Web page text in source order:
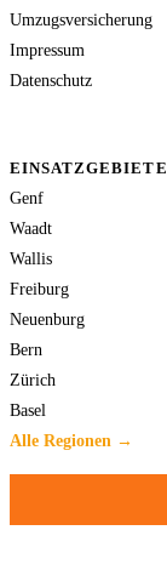
Umzugsversicherung
Impressum
Datenschutz
EINSATZGEBIETE
Genf
Waadt
Wallis
Freiburg
Neuenburg
Bern
Zürich
Basel
Alle Regionen →